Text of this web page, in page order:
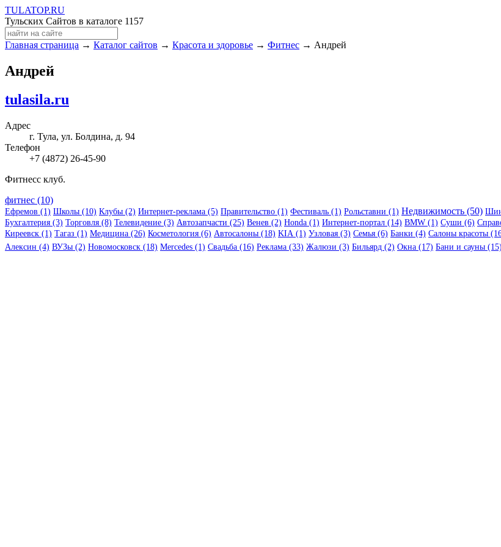
TULATOP.RU
Тульских Сайтов в каталоге 1157
Главная страница → Каталог сайтов → Красота и здоровье → Фитнес → Андрей
Андрей
tulasila.ru
Адрес
г. Тула, ул. Болдина, д. 94
Телефон
+7 (4872) 26-45-90
Фитнесс клуб.
фитнес (10)
Ефремов (1) Школы (10) Клубы (2) Интернет-реклама (5) Правительство (1) Фестиваль (1) Рольставни (1) Недвижимость (50)
Бухгалтерия (3) Торговля (8) Телевидение (3) Автозапчасти (25) Венев (2) Honda (1) Интернет-портал (14) BMW (1) Суши (6)
Киреевск (1) Тагаз (1) Медицина (26) Косметология (6) Автосалоны (18) KIA (1) Узловая (3) Семья (6) Банки (4) Салоны красоты
Алексин (4) ВУЗы (2) Новомосковск (18) Mercedes (1) Свадьба (16) Реклама (33) Жалюзи (3) Бильярд (2) Окна (17) Бани и сауны (15)